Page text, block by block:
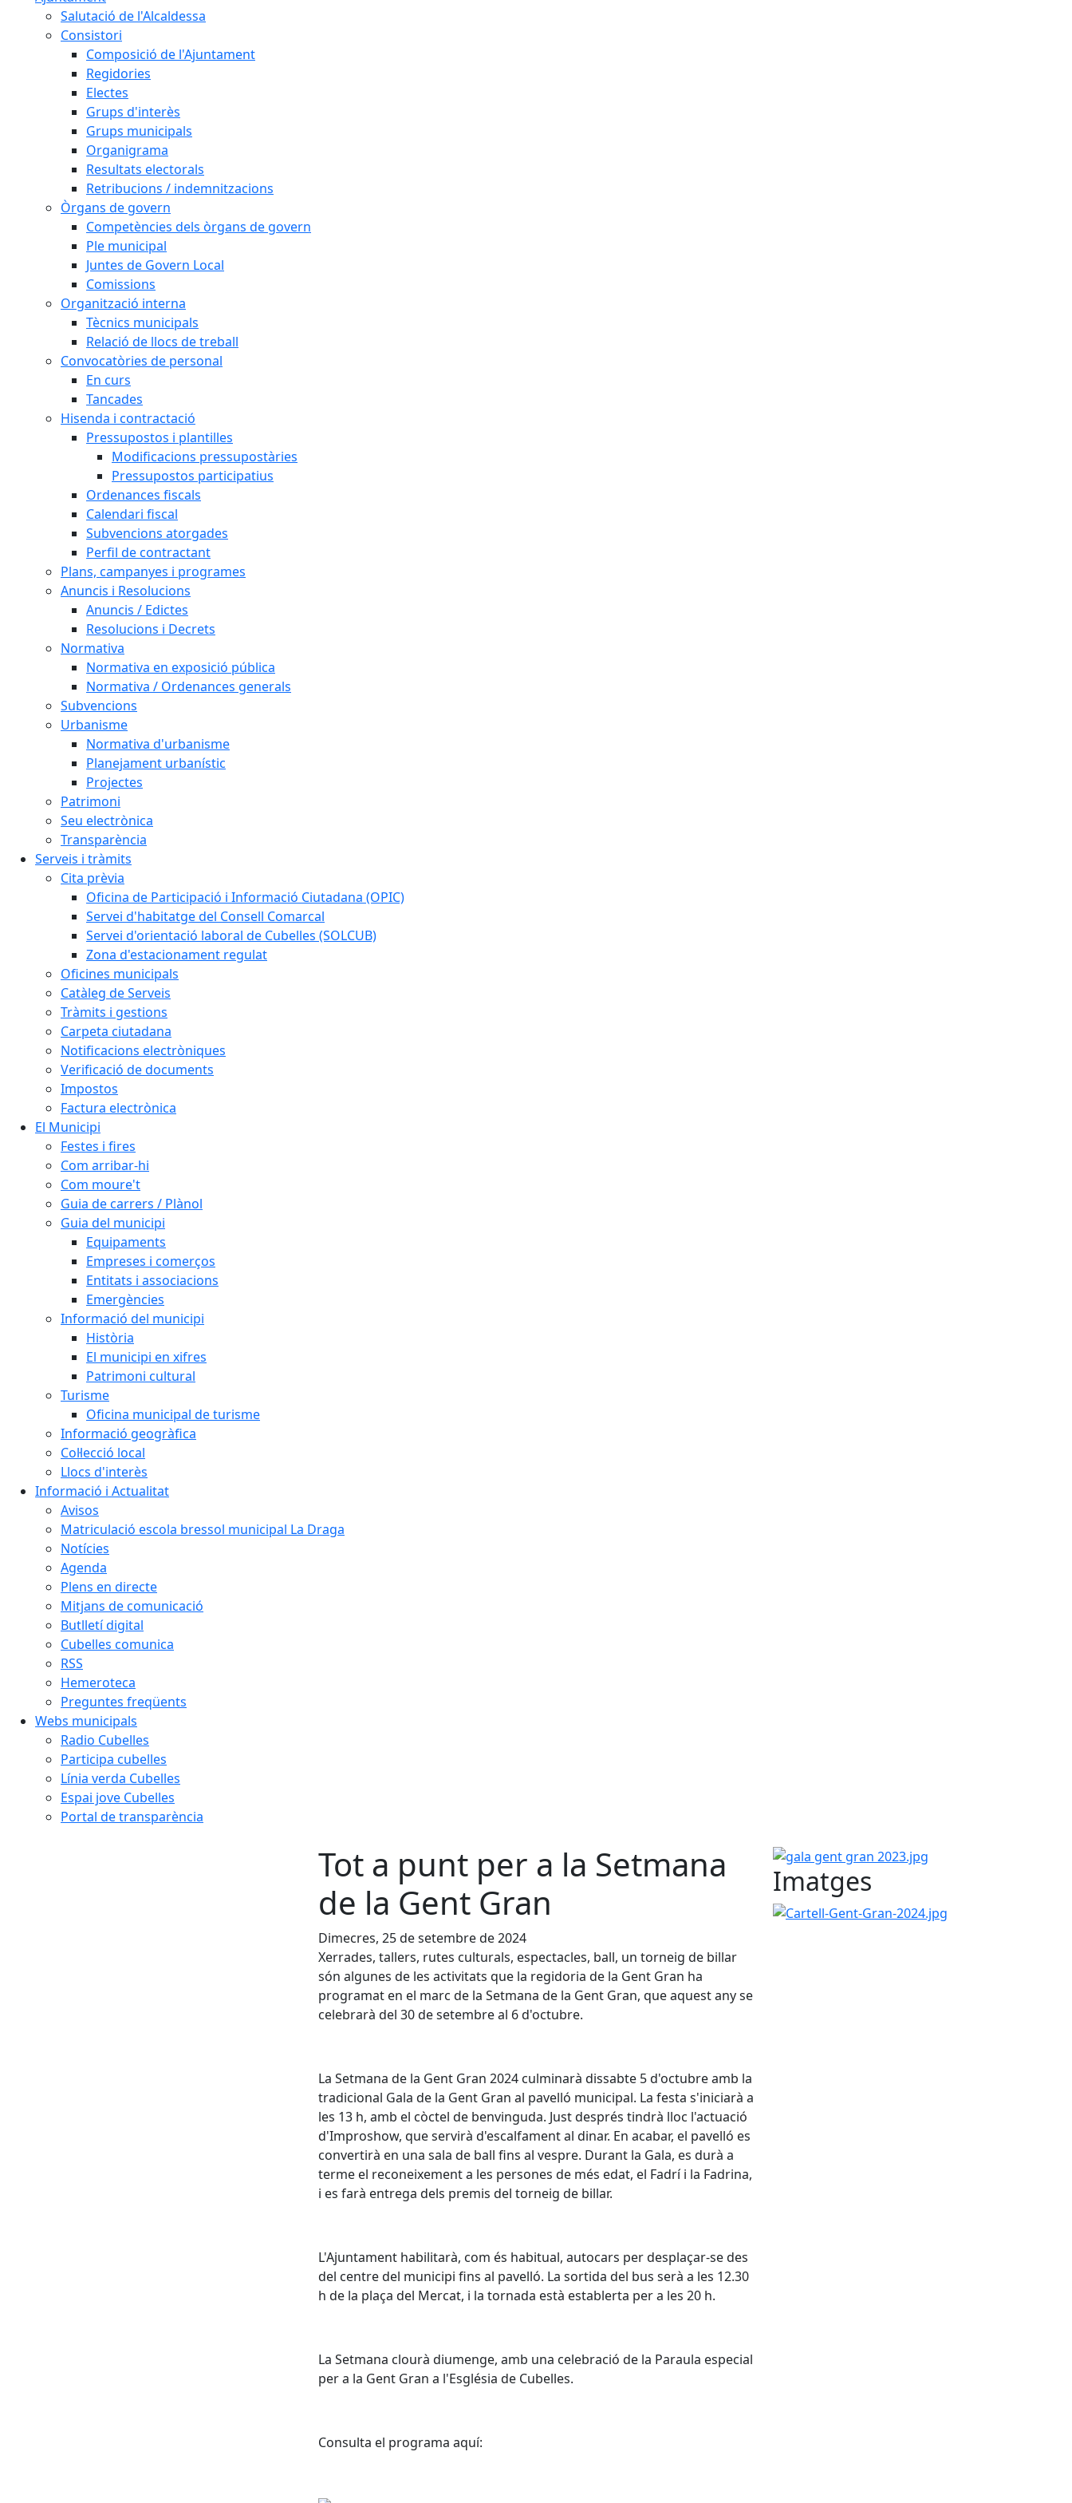
Salutació de l'Alcaldessa
Consistori
Composició de l'Ajuntament
Regidories
Electes
Grups d'interès
Grups municipals
Organigrama
Resultats electorals
Retribucions / indemnitzacions
Òrgans de govern
Competències dels òrgans de govern
Ple municipal
Juntes de Govern Local
Comissions
Organització interna
Tècnics municipals
Relació de llocs de treball
Convocatòries de personal
En curs
Tancades
Hisenda i contractació
Pressupostos i plantilles
Modificacions pressupostàries
Pressupostos participatius
Ordenances fiscals
Calendari fiscal
Subvencions atorgades
Perfil de contractant
Plans, campanyes i programes
Anuncis i Resolucions
Anuncis / Edictes
Resolucions i Decrets
Normativa
Normativa en exposició pública
Normativa / Ordenances generals
Subvencions
Urbanisme
Normativa d'urbanisme
Planejament urbanístic
Projectes
Patrimoni
Seu electrònica
Transparència
Serveis i tràmits
Cita prèvia
Oficina de Participació i Informació Ciutadana (OPIC)
Servei d'habitatge del Consell Comarcal
Servei d'orientació laboral de Cubelles (SOLCUB)
Zona d'estacionament regulat
Oficines municipals
Catàleg de Serveis
Tràmits i gestions
Carpeta ciutadana
Notificacions electròniques
Verificació de documents
Impostos
Factura electrònica
El Municipi
Festes i fires
Com arribar-hi
Com moure't
Guia de carrers / Plànol
Guia del municipi
Equipaments
Empreses i comerços
Entitats i associacions
Emergències
Informació del municipi
Història
El municipi en xifres
Patrimoni cultural
Turisme
Oficina municipal de turisme
Informació geogràfica
Col·lecció local
Llocs d'interès
Informació i Actualitat
Avisos
Matriculació escola bressol municipal La Draga
Notícies
Agenda
Plens en directe
Mitjans de comunicació
Butlletí digital
Cubelles comunica
RSS
Hemeroteca
Preguntes freqüents
Webs municipals
Radio Cubelles
Participa cubelles
Línia verda Cubelles
Espai jove Cubelles
Portal de transparència
Tot a punt per a la Setmana
de la Gent Gran
Dimecres, 25 de setembre de 2024
Xerrades, tallers, rutes culturals, espectacles, ball, un torneig de billar
són algunes de les activitats que la regidoria de la Gent Gran ha
programat en el marc de la Setmana de la Gent Gran, que aquest any se
celebrarà del 30 de setembre al 6 d'octubre.
La Setmana de la Gent Gran 2024 culminarà dissabte 5 d'octubre amb la
tradicional Gala de la Gent Gran al pavelló municipal. La festa s'iniciarà a
les 13 h, amb el còctel de benvinguda. Just després tindrà lloc l'actuació
d'Improshow, que servirà d'escalfament al dinar. En acabar, el pavelló es
convertirà en una sala de ball fins al vespre. Durant la Gala, es durà a
terme el reconeixement a les persones de més edat, el Fadrí i la Fadrina,
i es farà entrega dels premis del torneig de billar.
L'Ajuntament habilitarà, com és habitual, autocars per desplaçar-se des
del centre del municipi fins al pavelló. La sortida del bus serà a les 12.30
h de la plaça del Mercat, i la tornada està establerta per a les 20 h.
La Setmana clourà diumenge, amb una celebració de la Paraula especial
per a la Gent Gran a l'Església de Cubelles.
Consulta el programa aquí:
gala gent gran 2023.jpg
Imatges
Cartell-Gent-Gran-2024.jpg